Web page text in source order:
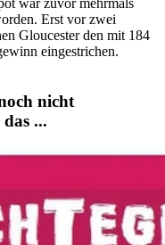
Erst vor zwei
Gloucester den mit 184
eingestrichen.
nicht
...